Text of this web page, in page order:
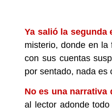
Ya salió la segunda
misterio, donde en
con sus cuentas
por sentado, nada es
No es una
al lector adonde